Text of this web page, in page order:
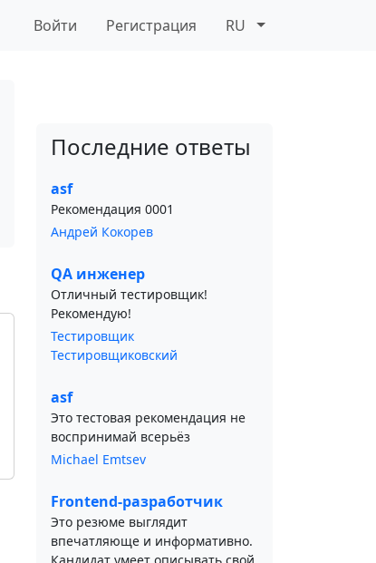
Войти Регистрация RU
Последние ответы
asf
Рекомендация 0001
Андрей Кокорев
QA инженер
Отличный тестировщик!
Рекомендую!
Тестировщик
Тестировщиковский
asf
Это тестовая рекомендация не
воспринимай всерьёз
Michael Emtsev
Frontend-разработчик
Это резюме выглядит
впечатляюще и информативно.